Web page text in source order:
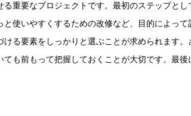
る重要なプロジェクトです。最初のステップと
使いやすくするための改修など、目的によっ
る要素をしっかりと選ぶことが求められます
も前もって把握しておくことが大切です。最